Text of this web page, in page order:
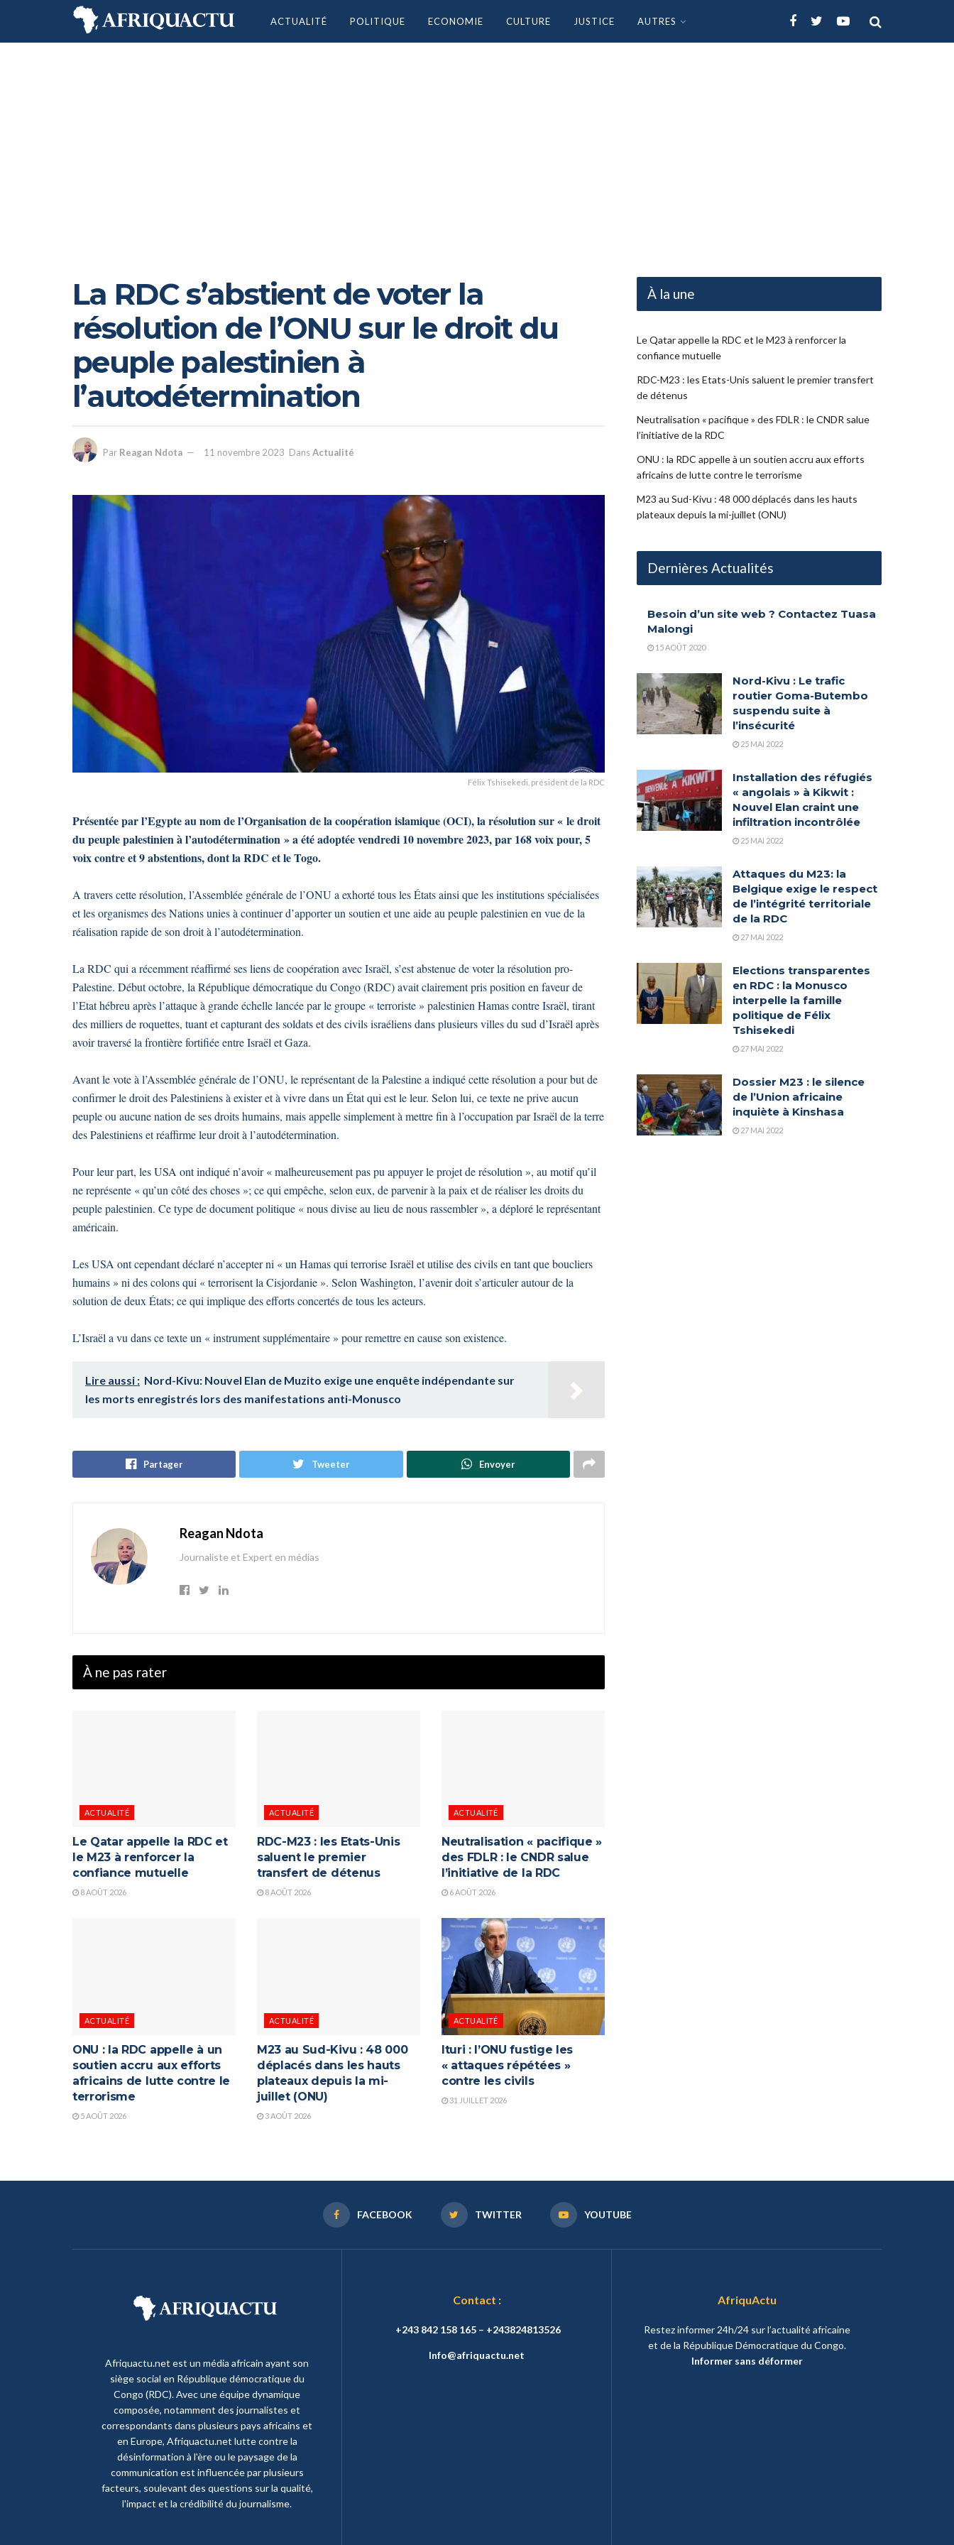
ACTUALITÉ POLITIQUE ECONOMIE CULTURE JUSTICE AUTRES
La RDC s’abstient de voter la
résolution de l’ONU sur le droit du
peuple palestinien à
l’autodétermination
Par Reagan Ndota 11 novembre 2023 DansActualité
Félix Tshisekedi, président de la RDC
Présentée par l’Egypte au nom de l’Organisation de la coopération islamique (OCI), la résolution sur « le droit
du peuple palestinien à l’autodétermination » a été adoptée vendredi 10 novembre 2023, par 168 voix pour, 5
voix contre et 9 abstentions, dont la RDC et le Togo.
A travers cette résolution, l’Assemblée générale de l’ONU a exhorté tous les États ainsi que les institutions spécialisées
et les organismes des Nations unies à continuer d’apporter un soutien et une aide au peuple palestinien en vue de la
réalisation rapide de son droit à l’autodétermination.
La RDC qui a récemment réaffirmé ses liens de coopération avec Israël, s’est abstenue de voter la résolution pro-
Palestine. Début octobre, la République démocratique du Congo (RDC) avait clairement pris position en faveur de
l’Etat hébreu après l’attaque à grande échelle lancée par le groupe « terroriste » palestinien Hamas contre Israël, tirant
des milliers de roquettes, tuant et capturant des soldats et des civils israéliens dans plusieurs villes du sud d’Israël après
avoir traversé la frontière fortifiée entre Israël et Gaza.
Avant le vote à l’Assemblée générale de l’ONU, le représentant de la Palestine a indiqué cette résolution a pour but de
confirmer le droit des Palestiniens à exister et à vivre dans un État qui est le leur. Selon lui, ce texte ne prive aucun
peuple ou aucune nation de ses droits humains, mais appelle simplement à mettre fin à l’occupation par Israël de la terre
des Palestiniens et réaffirme leur droit à l’autodétermination.
Pour leur part, les USA ont indiqué n’avoir « malheureusement pas pu appuyer le projet de résolution », au motif qu’il
ne représente « qu’un côté des choses »; ce qui empêche, selon eux, de parvenir à la paix et de réaliser les droits du
peuple palestinien. Ce type de document politique « nous divise au lieu de nous rassembler », a déploré le représentant
américain.
Les USA ont cependant déclaré n’accepter ni « un Hamas qui terrorise Israël et utilise des civils en tant que boucliers
humains » ni des colons qui « terrorisent la Cisjordanie ». Selon Washington, l’avenir doit s’articuler autour de la
solution de deux États; ce qui implique des efforts concertés de tous les acteurs.
L’Israël a vu dans ce texte un « instrument supplémentaire » pour remettre en cause son existence.
Lire aussi : Nord-Kivu: Nouvel Elan de Muzito exige une enquête indépendante sur
les morts enregistrés lors des manifestations anti-Monusco
Partager Tweeter Envoyer
Reagan Ndota
Journaliste et Expert en médias
À ne pas rater
ACTUALITÉ
Le Qatar appelle la RDC et
le M23 à renforcer la
confiance mutuelle
8 AOÛT 2026
ACTUALITÉ
RDC-M23 : les Etats-Unis
saluent le premier
transfert de détenus
8 AOÛT 2026
ACTUALITÉ
Neutralisation « pacifique »
des FDLR : le CNDR salue
l’initiative de la RDC
6 AOÛT 2026
ACTUALITÉ
ONU : la RDC appelle à un
soutien accru aux efforts
africains de lutte contre le
terrorisme
5 AOÛT 2026
ACTUALITÉ
M23 au Sud-Kivu : 48 000
déplacés dans les hauts
plateaux depuis la mi-
juillet (ONU)
3 AOÛT 2026
ACTUALITÉ
Ituri : l’ONU fustige les
« attaques répétées »
contre les civils
31 JUILLET 2026
À la une
Le Qatar appelle la RDC et le M23 à renforcer la
confiance mutuelle
RDC-M23 : les Etats-Unis saluent le premier transfert
de détenus
Neutralisation « pacifique » des FDLR : le CNDR salue
l’initiative de la RDC
ONU : la RDC appelle à un soutien accru aux efforts
africains de lutte contre le terrorisme
M23 au Sud-Kivu : 48 000 déplacés dans les hauts
plateaux depuis la mi-juillet (ONU)
Dernières Actualités
Besoin d’un site web ? Contactez Tuasa
Malongi
15 AOÛT 2020
Nord-Kivu : Le trafic
routier Goma-Butembo
suspendu suite à
l’insécurité
25 MAI 2022
Installation des réfugiés
« angolais » à Kikwit :
Nouvel Elan craint une
infiltration incontrôlée
25 MAI 2022
Attaques du M23: la
Belgique exige le respect
de l’intégrité territoriale
de la RDC
27 MAI 2022
Elections transparentes
en RDC : la Monusco
interpelle la famille
politique de Félix
Tshisekedi
27 MAI 2022
Dossier M23 : le silence
de l’Union africaine
inquiète à Kinshasa
27 MAI 2022
FACEBOOK TWITTER YOUTUBE
Afriquactu.net est un média africain ayant son
siège social en République démocratique du
Congo (RDC). Avec une équipe dynamique
composée, notamment des journalistes et
correspondants dans plusieurs pays africains et
en Europe, Afriquactu.net lutte contre la
désinformation à l'ère ou le paysage de la
communication est influencée par plusieurs
facteurs, soulevant des questions sur la qualité,
l'impact et la crédibilité du journalisme.
Contact :
+243 842 158 165 – +243824813526
Info@afriquactu.net
AfriquActu
Restez informer 24h/24 sur l’actualité africaine
et de la République Démocratique du Congo.
Informer sans déformer